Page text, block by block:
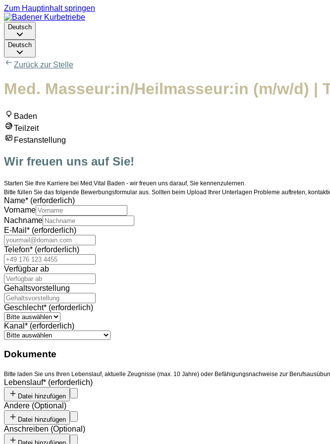
Zum Hauptinhalt springen
Deutsch
Deutsch
Zurück zur Stelle
Med. Masseur:in/Heilmasseur:in (m/w/d) |
Baden
Teilzeit
Festanstellung
Wir freuen uns auf Sie!
Starten Sie Ihre Karriere bei Med.Vital Baden - wir freuen uns darauf, Sie kennenzulernen.
Bitte füllen Sie das folgende Bewerbungsformular aus. Sollten beim Upload Ihrer Unterlagen Probleme auftreten,
Name* (erforderlich)
Vorname
Nachname
E-Mail * (erforderlich)
Telefon* (erforderlich)
Verfügbar ab
Gehaltsvorstellung
Geschlecht* (erforderlich)
Kanal * (erforderlich)
Dokumente
Bitte laden Sie uns Ihren Lebenslauf, aktuelle Zeugnisse (max. 10 Jahre) oder Befähigungsnachweise zur
Lebenslauf* (erforderlich)
Datei hinzufügen
Andere (Optional )
Datei hinzufügen
Anschreiben (Optional )